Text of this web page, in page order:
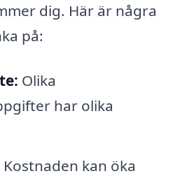
dig. Här är några
på:
Olika
har olika
Kostnaden kan öka